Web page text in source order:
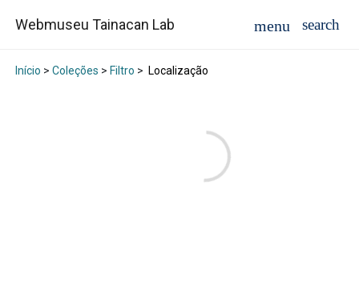
Webmuseu Tainacan Lab
Início > Coleções > Filtro > Localização